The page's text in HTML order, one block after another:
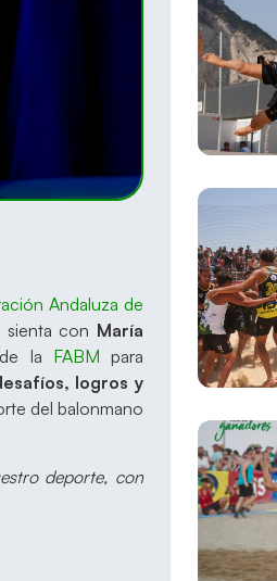
Andaluza de
sienta con María
de la FABM para
logros y
del balonmano
deporte, con